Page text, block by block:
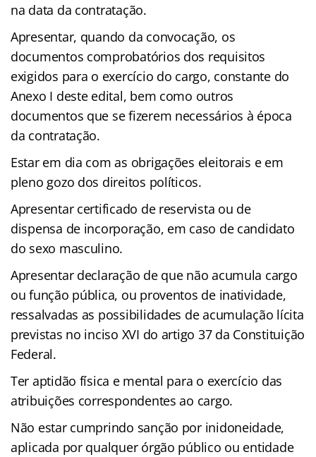
na data da contratação.
Apresentar, quando da convocação, os
documentos comprobatórios dos requisitos
exigidos para o exercício do cargo, constante do
Anexo I deste edital, bem como outros
documentos que se fizerem necessários à época
da contratação.
Estar em dia com as obrigações eleitorais e em
pleno gozo dos direitos políticos.
Apresentar certificado de reservista ou de
dispensa de incorporação, em caso de candidato
do sexo masculino.
Apresentar declaração de que não acumula cargo
ou função pública, ou proventos de inatividade,
ressalvadas as possibilidades de acumulação lícita
previstas no inciso XVI do artigo 37 da Constituição
Federal.
Ter aptidão física e mental para o exercício das
atribuições correspondentes ao cargo.
Não estar cumprindo sanção por inidoneidade,
aplicada por qualquer órgão público ou entidade